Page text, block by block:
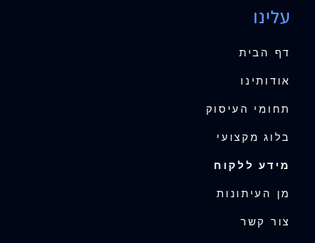
עלינו
דף הבית
אודותינו
תחומי העיסוק
בלוג מקצועי
מידע ללקוח
מן העיתונות
צור קשר